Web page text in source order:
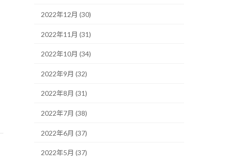
2022年12月 (30)
2022年11月 (31)
2022年10月 (34)
2022年9月 (32)
2022年8月 (31)
2022年7月 (38)
2022年6月 (37)
2022年5月 (37)